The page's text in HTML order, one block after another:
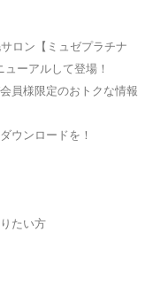
ロン【ミュゼプラチナ
ーアルして登場！
員様限定のおトクな情報
ウンロードを！
たい方